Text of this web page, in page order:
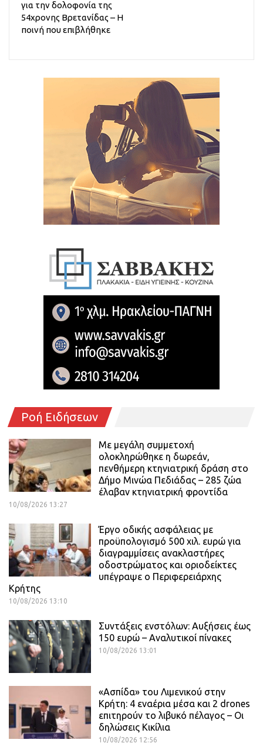
για την δολοφονία της
54χρονης Βρετανίδας – Η
ποινή που επιβλήθηκε
Ροή Ειδήσεων
Με μεγάλη συμμετοχή
ολοκληρώθηκε η δωρεάν,
πενθήμερη κτηνιατρική δράση στο
Δήμο Μινώα Πεδιάδας – 285 ζώα
έλαβαν κτηνιατρική φροντίδα
10/08/2026 13:27
Έργο οδικής ασφάλειας με
προϋπολογισμό 500 χιλ. ευρώ για
διαγραμμίσεις ανακλαστήρες
οδοστρώματος και οριοδείκτες
υπέγραψε ο Περιφερειάρχης
Κρήτης
10/08/2026 13:10
Συντάξεις ενστόλων: Αυξήσεις έως
150 ευρώ – Αναλυτικοί πίνακες
10/08/2026 13:01
«Ασπίδα» του Λιμενικού στην
Κρήτη: 4 εναέρια μέσα και 2 drones
επιτηρούν το λιβυκό πέλαγος – Οι
δηλώσεις Κικίλια
10/08/2026 12:56